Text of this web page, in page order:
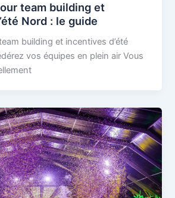
team building et
Nord : le guide
building et incentives d’été
vos équipes en plein air Vous